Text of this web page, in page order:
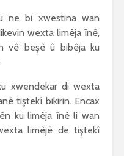
ne bi xwestina wan
wexta limêja înê,
vê beşê û bibêja ku
xwendekar di wexta
tiştekî bikirin. Encax
ku limêja înê li wan
limêjê de tiştekî